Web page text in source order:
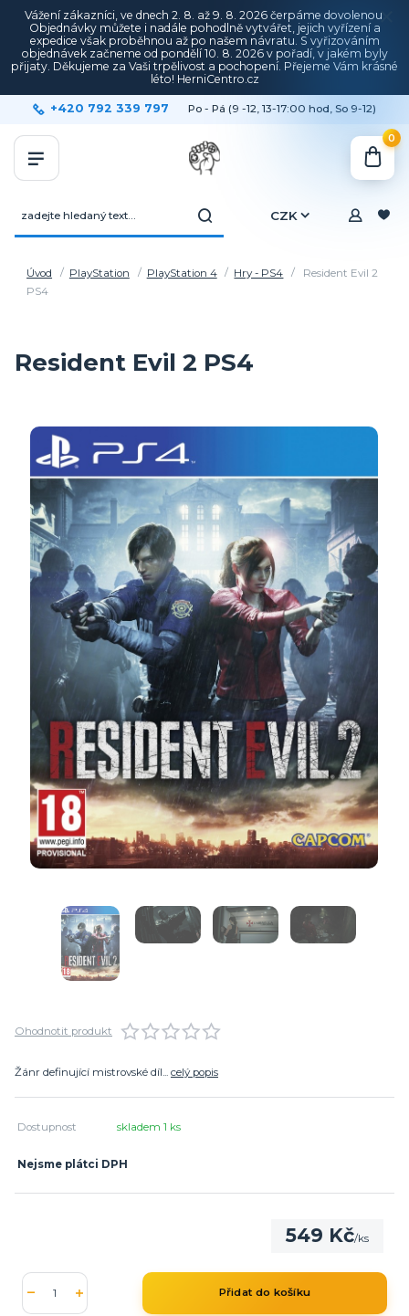
Vážení zákazníci, ve dnech 2. 8. až 9. 8. 2026 čerpáme dovolenou.
Objednávky můžete i nadále pohodlně vytvářet, jejich vyřízení a
expedice však proběhnou až po našem návratu. S vyřizováním
objednávek začneme od pondělí 10. 8. 2026 v pořadí, v jakém byly
přijaty. Děkujeme za Vaši trpělivost a pochopení. Přejeme Vám krásné
léto! HerniCentro.cz
CZK
+420 792 339 797 Po - Pá (9 -12, 13-17:00 hod, So 9-12)
0
Úvod PlayStation PlayStation 4 Hry - PS4
Resident Evil 2
PS4
Resident Evil 2 PS4
Ohodnotit produkt
Žánr definující mistrovské díl... celý popis
Dostupnost skladem 1 ks
Nejsme plátci DPH
549 Kč/ks
Přidat do košíku